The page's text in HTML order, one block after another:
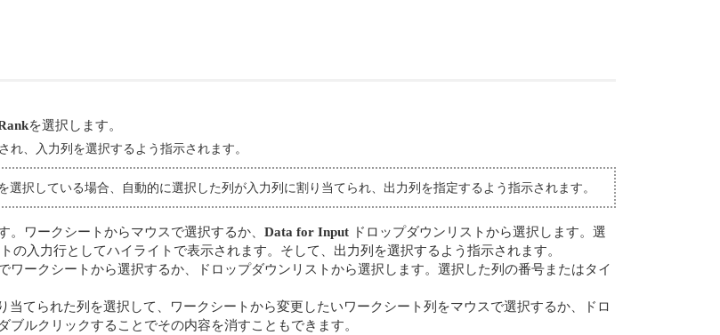
を選択します。
れ、入力列を選択するよう指示されます。
択している場合、自動的に選択した列が入力列に割り当てられ、出力列を指定するよう指示されます。
ワークシートからマウスで選択するか、 Data for Input ドロップダウンリストから選択します。選
の入力行としてハイライトで表示されます。そして、出力列を選択するよう指示されます。
ークシートから選択するか、ドロップダウンリストから選択します。選択した列の番号またはタイ
当てられた列を選択して、ワークシートから変更したいワークシート列をマウスで選択するか、ドロ
ルクリックすることでその内容を消すこともできます。